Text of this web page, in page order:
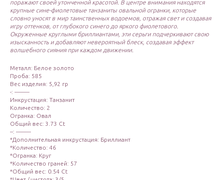
поражают своей утонченной красотой. В центре внимания находятся
крупные сине-фиолетовые танзаниты овальной огранки, которые
словно уносят в мир таинственных водоемов, отражая свет и создавая
игру оттенков, от глубокого синего до яркого фиолетового.
Окруженные круглыми бриллиантами, эти серьги подчеркивают свою
изысканность и добавляют невероятный блеск, создавая эффект
волшебного сияния при каждом движении.
Металл: Белое золото
Проба: 585
Вес изделия: 5,92 гр
-: ----------
Инкрустация: Танзанит
Количество: 2
Огранка: Овал
Общий вес: 3.73 Ct
--: ----------
*Дополнительная инкрустация: Бриллиант
*Количество: 46
*Огранка: Круг
*Количество граней: 57
*Общий вес: 0.54 Ct